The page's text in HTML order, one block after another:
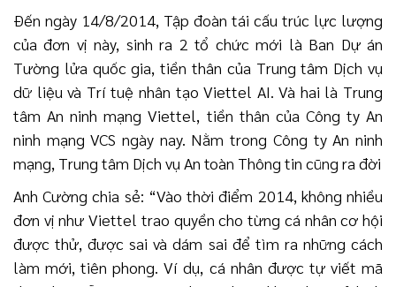
Đến ngày 14/8/2014, Tập đoàn tái cấu trúc lực lượng
của đơn vị này, sinh ra 2 tổ chức mới là Ban Dự án
Tường lửa quốc gia, tiền thân của Trung tâm Dịch vụ
dữ liệu và Trí tuệ nhân tạo Viettel AI. Và hai là Trung
tâm An ninh mạng Viettel, tiền thân của Công ty An
ninh mạng VCS ngày nay. Nằm trong Công ty An ninh
mạng, Trung tâm Dịch vụ An toàn Thông tin cũng ra đời
Anh Cường chia sẻ: “Vào thời điểm 2014, không nhiều
đơn vị như Viettel trao quyền cho từng cá nhân cơ hội
được thử, được sai và dám sai để tìm ra những cách
làm mới, tiên phong. Ví dụ, cá nhân được tự viết mã